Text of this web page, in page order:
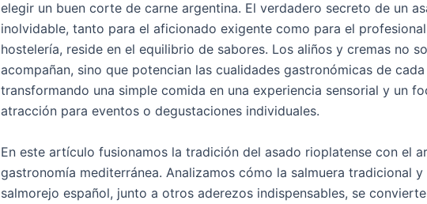
elegir un buen corte de carne argentina. El verdadero secreto de un
inolvidable, tanto para el aficionado exigente como para el
hostelería, reside en el equilibrio de sabores. Los aliños y cremas no
acompañan, sino que potencian las cualidades gastronómicas de
transformando una simple comida en una experiencia sensorial y un
atracción para eventos o degustaciones individuales.
En este artículo fusionamos la tradición del asado rioplatense con el
gastronomía mediterránea. Analizamos cómo la salmuera tradicional y
salmorejo español, junto a otros aderezos indispensables, se